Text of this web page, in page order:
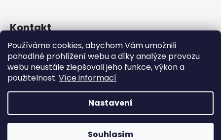
Používáme cookies, abychom Vám umožnili
pohodlné prohlížení webu a díky analýze provozu
webu neustále zlepšovali jeho funkce, výkon a
použitelnost. Více informací
Nastavení
Souhlasím
**Upozornění pro zákazníky** Ve dnech **5.–7. 8.**
čerpáme dovolenou. Objednávky přijaté v tomto období
odešleme **v pondělí 10. 8.** Děkujeme za pochopení a
Kontakt
info@sportsunglasses.cz
+420 605 549 542
nezvedáme telefon? napište email
Copyright 2026SSG. Všechna práva vyhrazena.Upravit
nastavení cookies